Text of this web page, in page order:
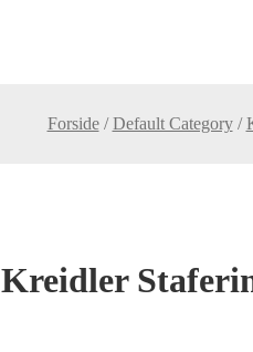
Forside/Default Category/
Kreidler